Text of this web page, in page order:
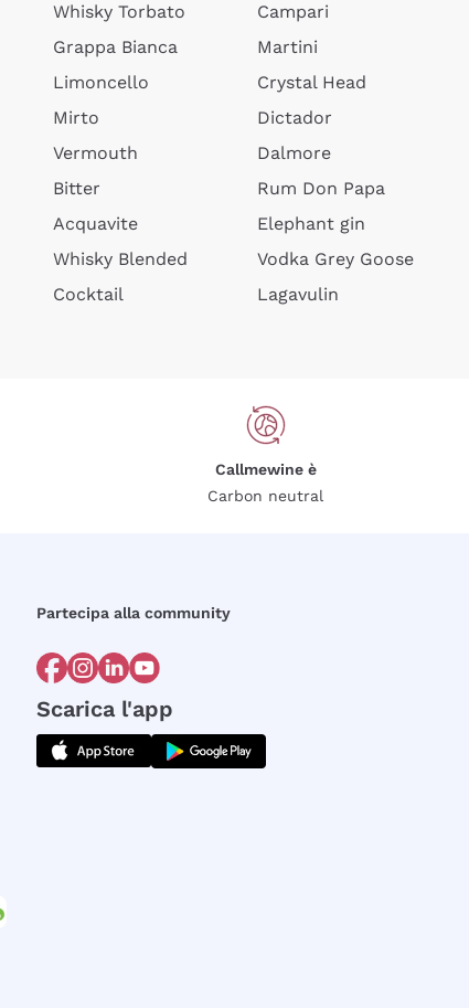
Whisky Torbato
Grappa Bianca
Limoncello
Mirto
Vermouth
Bitter
Acquavite
Whisky Blended
Cocktail
Campari
Martini
Crystal Head
Dictador
Dalmore
Rum Don Papa
Elephant gin
Vodka Grey Goose
Lagavulin
Callmewine è
Carbon neutral
Partecipa alla community
Scarica l'app